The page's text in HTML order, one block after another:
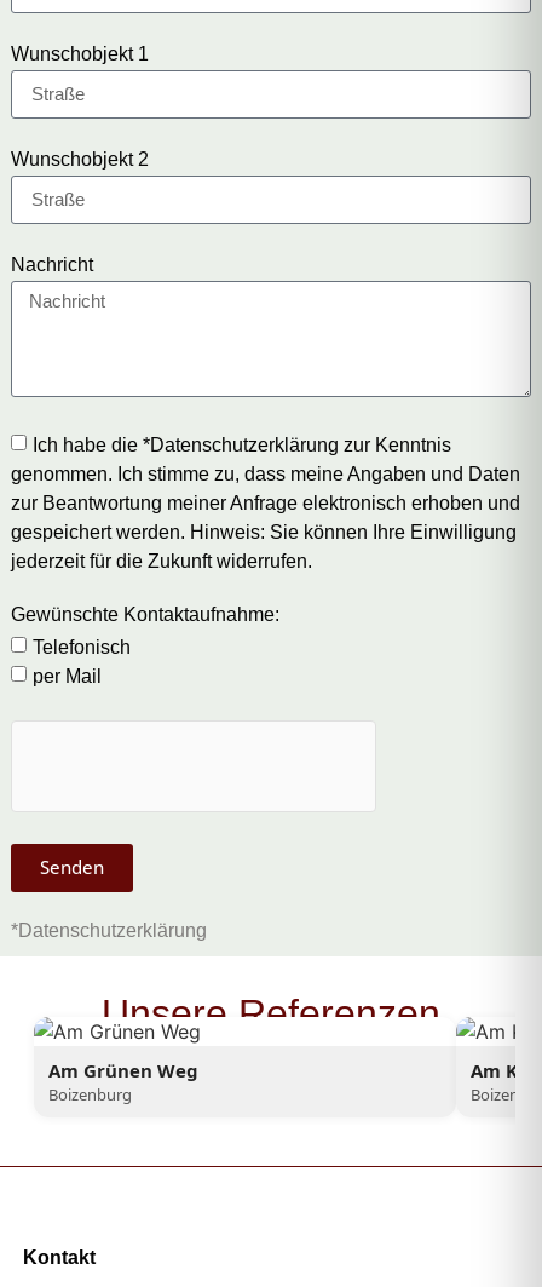
Wunschobjekt 1
Wunschobjekt 2
Nachricht
Ich habe die *Datenschutzerklärung zur Kenntnis
genommen. Ich stimme zu, dass meine Angaben und Daten
zur Beantwortung meiner Anfrage elektronisch erhoben und
gespeichert werden. Hinweis: Sie können Ihre Einwilligung
jederzeit für die Zukunft widerrufen.
Gewünschte Kontaktaufnahme:
Telefonisch
per Mail
Senden
*Datenschutzerklärung
Unsere Referenzen
Am Grünen Weg
Boizenburg
Am
Kontakt